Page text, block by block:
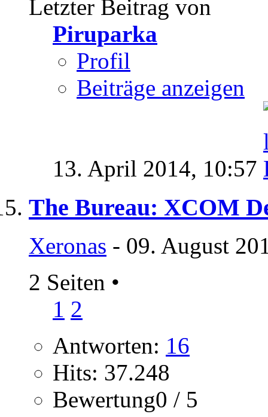
Letzter Beitrag von
Piruparka
Profil
Beiträge anzeigen
13. April 2014, 10:57
The Bureau: XCOM
Xeronas - 09. August
2 Seiten •
1 2
Antworten: 16
Hits: 37.248
Bewertung0 / 5